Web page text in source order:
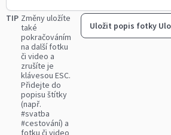
TIP Změny uložíte
také
pokračováním
na další fotku
či video a
zrušíte je
klávesou ESC.
Přidejte do
popisu štítky
(např.
#svatba
#cestování) a
fotku či video
Uložit popis fotky